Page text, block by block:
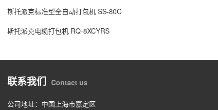
斯托派克标准型全自动打包机 SS-80C
斯托派克电缆打包机 RQ-8XCYRS
联系我们 Contact us
公司地址：中国上海市嘉定区